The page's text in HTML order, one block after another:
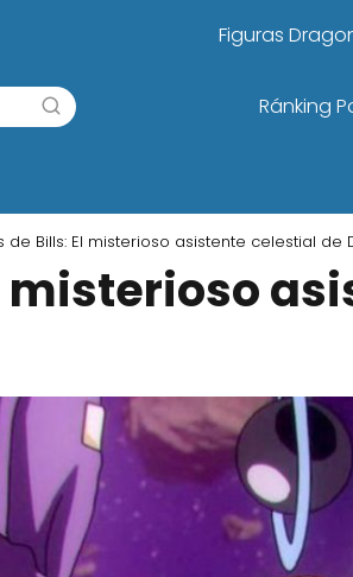
Figuras
Ránking
de Bills: El misterioso asistente celestial de
misterioso